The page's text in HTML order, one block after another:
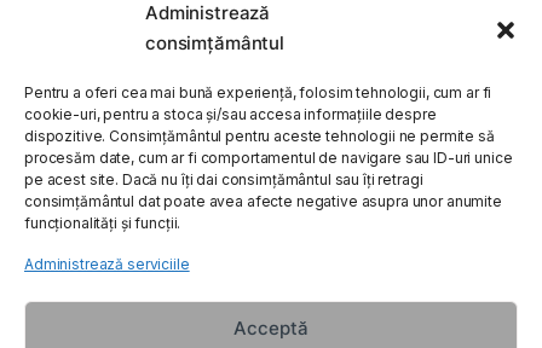
Administrează
consimțământul
Pentru a oferi cea mai bună experiență, folosim tehnologii, cum ar fi
cookie-uri, pentru a stoca și/sau accesa informațiile despre
dispozitive. Consimțământul pentru aceste tehnologii ne permite să
procesăm date, cum ar fi comportamentul de navigare sau ID-uri unice
pe acest site. Dacă nu îți dai consimțământul sau îți retragi
consimțământul dat poate avea afecte negative asupra unor anumite
funcționalități și funcții.
Administrează serviciile
Acceptă
My Account
Customer Care
About Us